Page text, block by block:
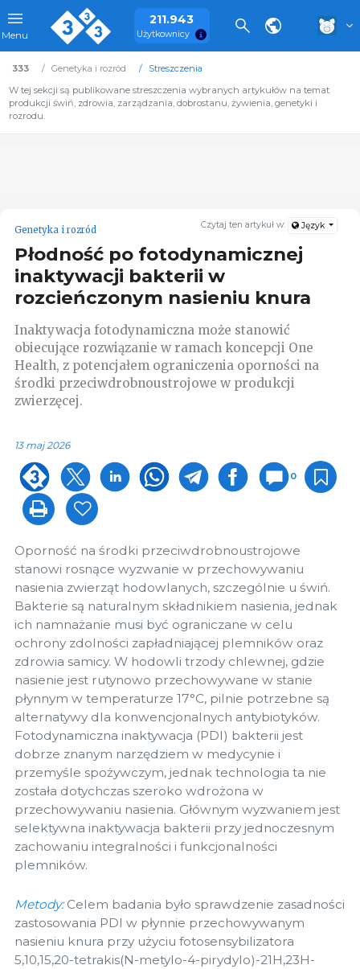
Menu
211.943
Użytkownicy
333 Genetyka i rozród
Streszczenia
W tej sekcji są publikowane streszczenia wybranych artykułów na temat
produkcji świń, zdrowia, zarządzania, dobrostanu, żywienia, genetyki i
rozrodu.
Czytaj ten artykuł w: Język
Genetyka i rozród
Płodność po fotodynamicznej
inaktywacji bakterii w
rozcieńczonym nasieniu knura
Inaktywacja fotodynamiczna może stanowić
obiecujące rozwiązanie w ramach koncepcji One
Health, z potencjałem ograniczenia oporności na
środki przeciwdrobnoustrojowe w produkcji
zwierzęcej.
13 maj 2026
0
Oporność na środki przeciwdrobnoustrojowe
stanowi rosnące wyzwanie w przechowywaniu
nasienia zwierząt hodowlanych, szczególnie u świń.
Bakterie są naturalnym składnikiem nasienia, jednak
ich namnażanie musi być ograniczane w celu
ochrony zdolności zapładniającej plemników oraz
zdrowia samicy. W hodowli trzody chlewnej, gdzie
nasienie jest rutynowo przechowywane w stanie
płynnym w temperaturze 17°C, pilnie potrzebne są
alternatywy dla konwencjonalnych antybiotyków.
Fotodynamiczna inaktywacja (PDI) bakterii jest
dobrze znanym narzędziem w medycynie i
przemyśle spożywczym, jednak technologia ta nie
została dotychczas szeroko wdrożona w
przechowywaniu nasienia. Głównym wyzwaniem jest
selektywna inaktywacja bakterii przy jednoczesnym
zachowaniu integralności i funkcjonalności
plemników.
Metody:Celem badania było sprawdzenie zasadności
zastosowania PDI w płynnie przechowywanym
nasieniu knura przy użyciu fotosensybilizatora
5,10,15,20-tetrakis(N-metylo-4-pirydylo)-21H,23H-